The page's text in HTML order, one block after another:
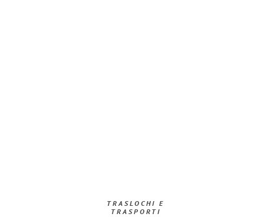
TRASLOCHI E
TRASPORTI​